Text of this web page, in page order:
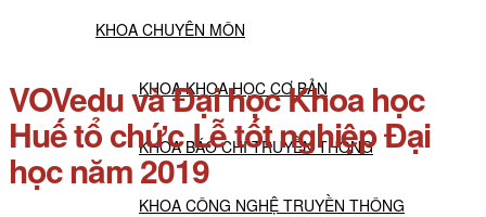
KHOA CHUYÊN MÔN
KHOA KHOA HỌC CƠ BẢN
KHOA BÁO CHÍ TRUYỀN THÔNG
KHOA CÔNG NGHỆ TRUYỀN THÔNG
VOVedu và Đại học Khoa học
Huế tổ chức Lễ tốt nghiệp Đại
học năm 2019